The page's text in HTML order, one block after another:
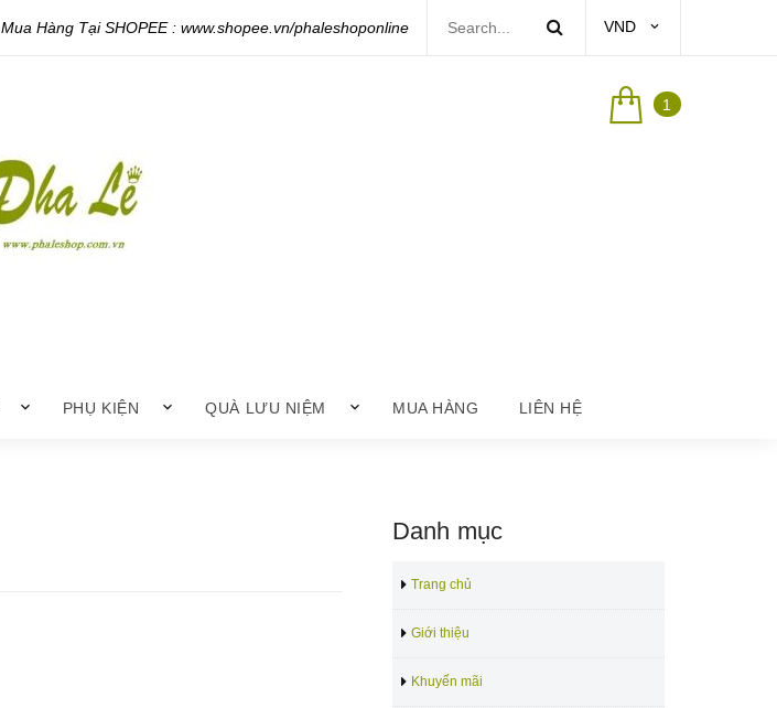
Mua Hàng Tại SHOPEE : www.shopee.vn/phaleshoponline VND
1
PHỤ KIỆN QUÀ LƯU NIỆM MUA HÀNG LIÊN HỆ
Danh mục
Trang chủ
Giới thiệu
Khuyến mãi